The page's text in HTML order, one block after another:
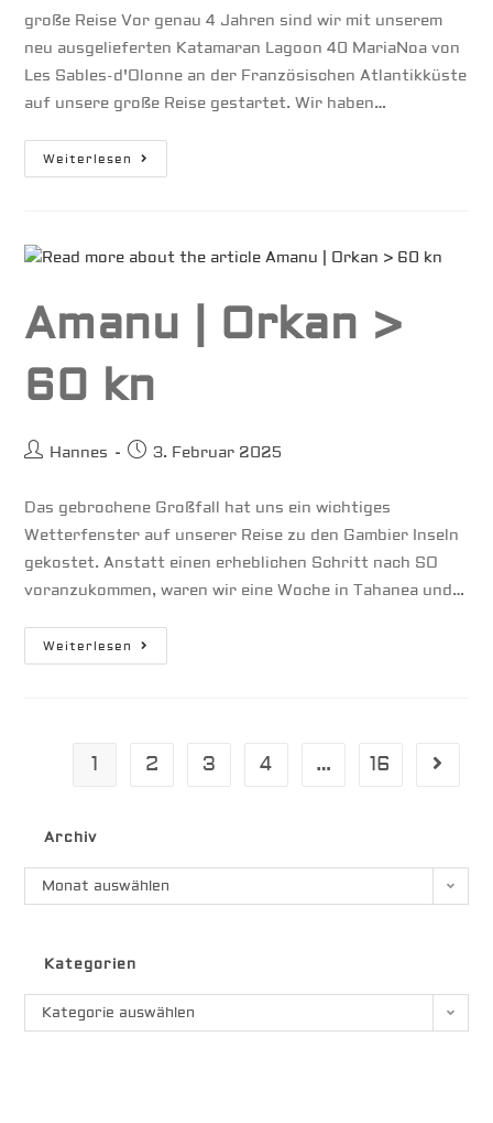
große Reise Vor genau 4 Jahren sind wir mit unserem
neu ausgelieferten Katamaran Lagoon 40 MariaNoa von
Les Sables-d'Olonne an der Französischen Atlantikküste
auf unsere große Reise gestartet. Wir haben…
Weiterlesen Iles
De
Amanu | Orkan >
60 kn
Beitrags-
Hannes
Beitrag
3. Februar 2025
Das gebrochene Großfall hat uns ein wichtiges
Wetterfenster auf unserer Reise zu den Gambier Inseln
gekostet. Anstatt einen erheblichen Schritt nach SO
voranzukommen, waren wir eine Woche in Tahanea und…
Weiterlesen Amanu
|
1 2 3 4 … 16 Gehe
Archiv
Archiv
Monat auswählen
Kategorien
Kategorien
Kategorie auswählen